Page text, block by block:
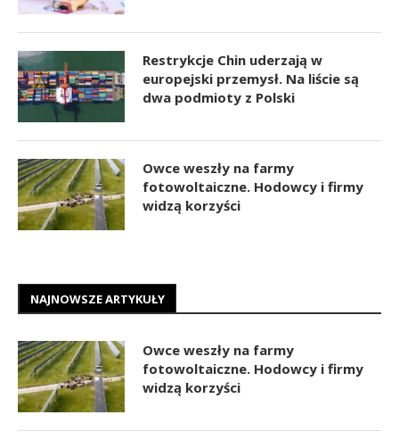
Restrykcje Chin uderzają w
europejski przemysł. Na liście są
dwa podmioty z Polski
Owce weszły na farmy
fotowoltaiczne. Hodowcy i firmy
widzą korzyści
NAJNOWSZE ARTYKUŁY
Owce weszły na farmy
fotowoltaiczne. Hodowcy i firmy
widzą korzyści